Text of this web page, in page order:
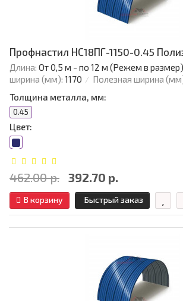
Профнастил НС18ПГ-1150-0.45
Длина: От 0,5 м - по 12 м (Режем в размер)
ширина (мм): 1170 Полезная ширина
Толщина металла, мм:
0.45
Цвет:
462.00 р. 392.70 р.
В корзину Быстрый заказ